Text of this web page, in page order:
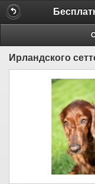
Ирландского